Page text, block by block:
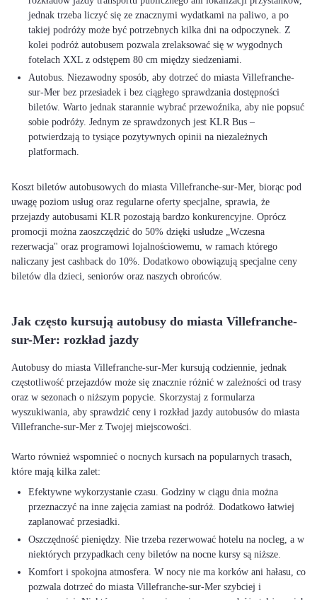
jednak trzeba liczyć się ze znacznymi wydatkami na paliwo, a po
takiej podróży może być potrzebnych kilka dni na odpoczynek. Z
kolei podróż autobusem pozwala zrelaksować się w wygodnych
fotelach XXL z odstępem 80 cm między siedzeniami.
Autobus. Niezawodny sposób, aby dotrzeć do miasta Villefranche-
sur-Mer bez przesiadek i bez ciągłego sprawdzania dostępności
biletów. Warto jednak starannie wybrać przewoźnika, aby nie popsuć
sobie podróży. Jednym ze sprawdzonych jest KLR Bus –
potwierdzają to tysiące pozytywnych opinii na niezależnych
platformach.
Koszt biletów autobusowych do miasta Villefranche-sur-Mer, biorąc pod
uwagę poziom usług oraz regularne oferty specjalne, sprawia, że
przejazdy autobusami KLR pozostają bardzo konkurencyjne. Oprócz
promocji można zaoszczędzić do 50% dzięki usłudze „Wczesna
rezerwacja" oraz programowi lojalnościowemu, w ramach którego
naliczany jest cashback do 10%. Dodatkowo obowiązują specjalne ceny
biletów dla dzieci, seniorów oraz naszych obrońców.
Jak często kursują autobusy do miasta Villefranche-
sur-Mer: rozkład jazdy
Autobusy do miasta Villefranche-sur-Mer kursują codziennie, jednak
częstotliwość przejazdów może się znacznie różnić w zależności od trasy
oraz w sezonach o niższym popycie. Skorzystaj z formularza
wyszukiwania, aby sprawdzić ceny i rozkład jazdy autobusów do miasta
Villefranche-sur-Mer z Twojej miejscowości.
Warto również wspomnieć o nocnych kursach na popularnych trasach,
Efektywne wykorzystanie czasu. Godziny w ciągu dnia można
przeznaczyć na inne zajęcia zamiast na podróż. Dodatkowo łatwiej
zaplanować przesiadki.
Oszczędność pieniędzy. Nie trzeba rezerwować hotelu na nocleg, a w
niektórych przypadkach ceny biletów na nocne kursy są niższe.
Komfort i spokojna atmosfera. W nocy nie ma korków ani hałasu, co
pozwala dotrzeć do miasta Villefranche-sur-Mer szybciej i